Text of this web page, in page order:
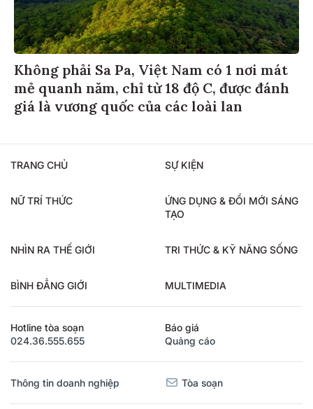
Không phải Sa Pa, Việt Nam có 1 nơi mát
mẻ quanh năm, chỉ từ 18 độ C, được đánh
giá là vương quốc của các loài lan
TRANG CHỦ SỰ KIỆN
NỮ TRÍ THỨC
ỨNG DỤNG & ĐỔI MỚI SÁNG
TẠO
NHÌN RA THẾ GIỚI TRI THỨC & KỸ NĂNG SỐNG
BÌNH ĐẲNG GIỚI MULTIMEDIA
Hotline tòa soạn
024.36.555.655
Báo giá
Quảng cáo
Thông tin doanh nghiệp Tòa soạn